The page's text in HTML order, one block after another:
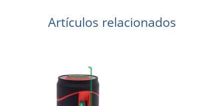
Artículos relacionados